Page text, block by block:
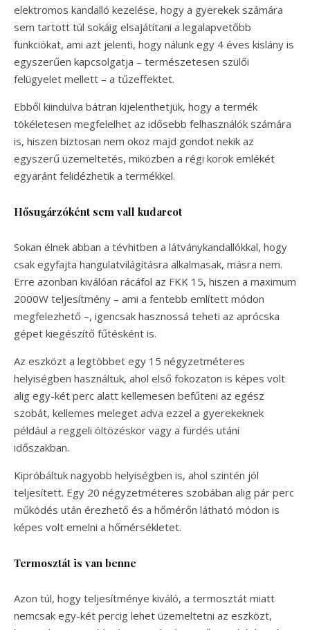
elektromos kandalló kezelése, hogy a gyerekek számára
sem tartott túl sokáig elsajátítani a legalapvetőbb
funkciókat, ami azt jelenti, hogy nálunk egy 4 éves kislány is
egyszerűen kapcsolgatja – természetesen szülői
felügyelet mellett – a tűzeffektet.
Ebből kiindulva bátran kijelenthetjük, hogy a termék
tökéletesen megfelelhet az idősebb felhasználók számára
is, hiszen biztosan nem okoz majd gondot nekik az
egyszerű üzemeltetés, miközben a régi korok emlékét
egyaránt felidézhetik a termékkel.
Hősugárzóként sem vall kudarcot
Sokan élnek abban a tévhitben a látványkandallókkal, hogy
csak egyfajta hangulatvilágításra alkalmasak, másra nem.
Erre azonban kiválóan rácáfol az FKK 15, hiszen a maximum
2000W teljesítmény – ami a fentebb említett módon
megfelezhető –, igencsak hasznossá teheti az aprócska
gépet kiegészítő fűtésként is.
Az eszközt a legtöbbet egy 15 négyzetméteres
helyiségben használtuk, ahol első fokozaton is képes volt
alig egy-két perc alatt kellemesen befűteni az egész
szobát, kellemes meleget adva ezzel a gyerekeknek
például a reggeli öltözéskor vagy a fürdés utáni
időszakban.
Kipróbáltuk nagyobb helyiségben is, ahol szintén jól
teljesített. Egy 20 négyzetméteres szobában alig pár perc
működés után érezhető és a hőmérőn látható módon is
képes volt emelni a hőmérsékletet.
Termosztát is van benne
Azon túl, hogy teljesítménye kiváló, a termosztát miatt
nemcsak egy-két percig lehet üzemeltetni az eszközt,